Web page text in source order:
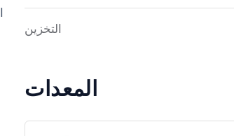
التخزين
المعدات